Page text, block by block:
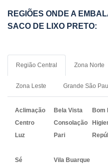
REGIÕES ONDE A
SACO DE LIXO PRETO:
Região Central Zona Norte
Zona Leste Grande São
Aclimação Bela Vista Bom
Centro
Consolação
Luz
Pari
Sé
Vila Buarque